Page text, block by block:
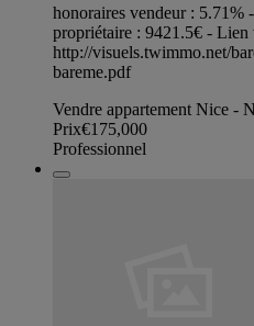
honoraires vendeur : 5.71%
propriétaire : 9421.5€ - Lien
http://visuels.twimmo.net/
bareme.pdf
Vendre appartement Nice -
Prix€175,000
Professionnel